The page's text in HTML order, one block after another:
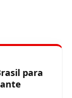
para